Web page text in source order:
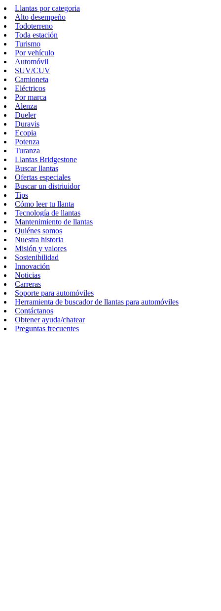
Llantas por categoria
Alto desempeño
Todoterreno
Toda estación
Turismo
Por vehículo
Automóvil
SUV/CUV
Camioneta
Eléctricos
Por marca
Alenza
Dueler
Duravis
Ecopia
Potenza
Turanza
Llantas Bridgestone
Buscar llantas
Ofertas especiales
Buscar un distriuidor
Tips
Cómo leer tu llanta
Tecnología de llantas
Mantenimiento de llantas
Quiénes somos
Nuestra historia
Misión y valores
Sostenibilidad
Innovación
Noticias
Carreras
Soporte para automóviles
Herramienta de buscador de llantas para automóviles
Contáctanos
Obtener ayuda/chatear
Preguntas frecuentes